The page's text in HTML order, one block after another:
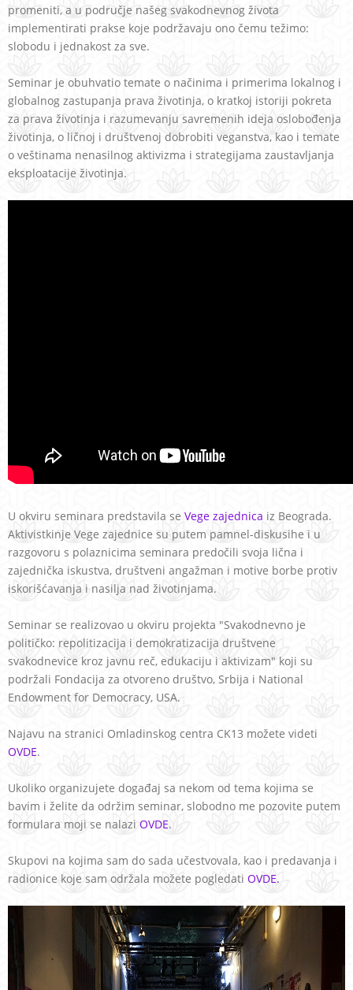
promeniti, a u područje našeg svakodnevnog života
implementirati prakse koje podržavaju ono čemu težimo:
slobodu i jednakost za sve.
Seminar je obuhvatio temate o načinima i primerima lokalnog i
globalnog zastupanja prava životinja, o kratkoj istoriji pokreta
za prava životinja i razumevanju savremenih ideja oslobođenja
životinja, o ličnoj i društvenoj dobrobiti veganstva, kao i temate
o veštinama nenasilnog aktivizma i strategijama zaustavljanja
eksploatacije životinja.
U okviru seminara predstavila se Vege zajednica iz Beograda.
Aktivistkinje Vege zajednice su putem pamnel-diskusihe i u
razgovoru s polaznicima seminara predočili svoja lična i
zajednička iskustva, društveni angažman i motive borbe protiv
iskorišćavanja i nasilja nad životinjama.
Seminar se realizovao u okviru projekta "Svakodnevno je
političko: repolitizacija i demokratizacija društvene
svakodnevice kroz javnu reč, edukaciju i aktivizam" koji su
podržali Fondacija za otvoreno društvo, Srbija i National
Endowment for Democracy, USA.
Najavu na stranici Omladinskog centra CK13 možete videti
OVDE.
Ukoliko organizujete događaj sa nekom od tema kojima se
bavim i želite da održim seminar, slobodno me pozovite putem
formulara moji se nalazi OVDE.
Skupovi na kojima sam do sada učestvovala, kao i predavanja i
radionice koje sam održala možete pogledati OVDE.